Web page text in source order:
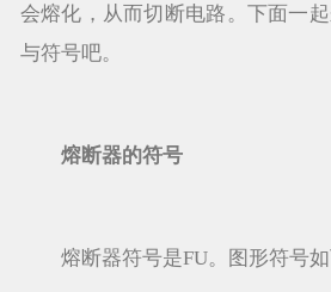
会熔化，从而切断电路。下面一
与符号吧。
熔断器的符号
熔断器符号是FU。图形符号如